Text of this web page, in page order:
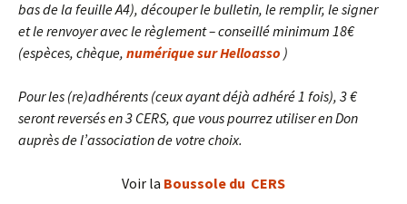
bas de la feuille A4), découper le bulletin, le remplir, le signer
et le renvoyer avec le règlement – conseillé minimum 18€
(espèces, chèque, numérique sur Helloasso )
Pour les (re)adhérents (ceux ayant déjà adhéré 1 fois), 3 €
seront reversés en 3 CERS, que vous pourrez utiliser en Don
auprès de l’association de votre choix.
Voir la Boussole du CERS